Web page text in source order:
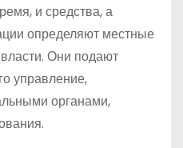
и средства, а
определяют местные
Они подают
управление,
органами,